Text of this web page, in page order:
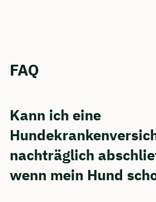
FAQ
Kann ich eine
nachträglich
wenn mein Hund